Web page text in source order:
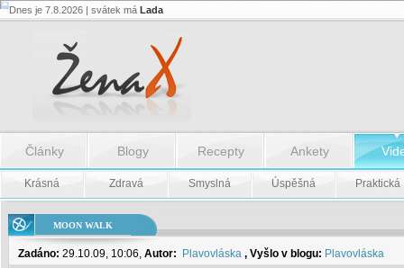
Moon
Dnes je 7.8.2026 | svátek má Lada
Články Blogy Recepty Ankety
Krásná Zdravá Smyslná Úspěšná Praktická
MOON WALK
Zadáno: 29.10.09, 10:06, Autor: Plavovláska , Vyšlo v blogu: Plavovláska